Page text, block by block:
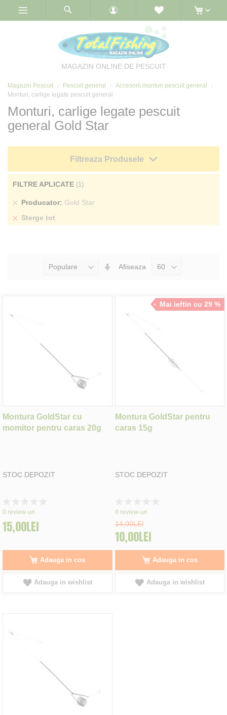
MAGAZIN ONLINE DE PESCUIT
Magazin Pescuit Pescuit general
Accesorii monturi pescuit general
Monturi, carlige legate pescuit general
Monturi, carlige legate pescuit
general Gold Star
Seteaza
Afiseaza
Montura GoldStar cu
momitor pentru caras 20g
STOC DEPOZIT
0%
0 review-uri
15,00LEI
Adauga in cos
Adauga in wishlist
Mai ieftin cu 29 %
Montura GoldStar pentru
caras 15g
STOC DEPOZIT
0%
0 review-uri
14,00LEI
10,00LEI
Adauga in cos
Adauga in wishlist
Filtreaza Produsele
FILTRE APLICATE
Producator Gold Star
Sterge
Sterge tot